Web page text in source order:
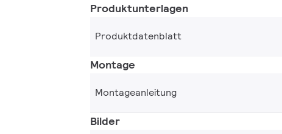
Produktunterlagen
Produktdatenblatt
Montage
Montageanleitung
Bilder